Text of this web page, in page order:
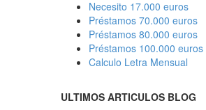
Necesito 17.000 euros
Préstamos 70.000 euros
Préstamos 80.000 euros
Préstamos 100.000 euros
Calculo Letra Mensual
ULTIMOS ARTICULOS BLOG